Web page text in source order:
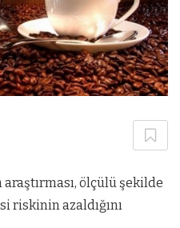
ölçülü şekilde
riskinin azaldığını